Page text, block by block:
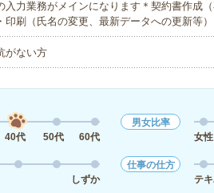
力業務がメインになります＊契約書作成
印刷（氏名の変更、最新データへの更新等
がない方
40代 50代 60代
男女比率
女性
しずか
仕事の仕方
テ